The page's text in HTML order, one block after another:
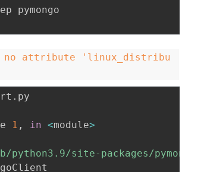
pymongo
no attribute 'linux_distribu
.
1 , in <module>
site-packages/